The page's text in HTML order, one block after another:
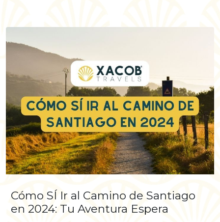
Cómo SÍ Ir al Camino de Santiago
en 2024: Tu Aventura Espera